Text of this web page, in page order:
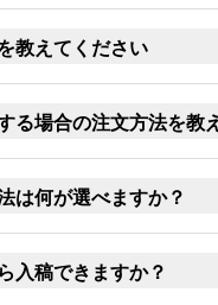
教えてください
る場合の注文方法を教
は何が選べますか？
入稿できますか？